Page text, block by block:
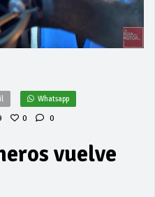
Whatsapp
0 0
vuelve